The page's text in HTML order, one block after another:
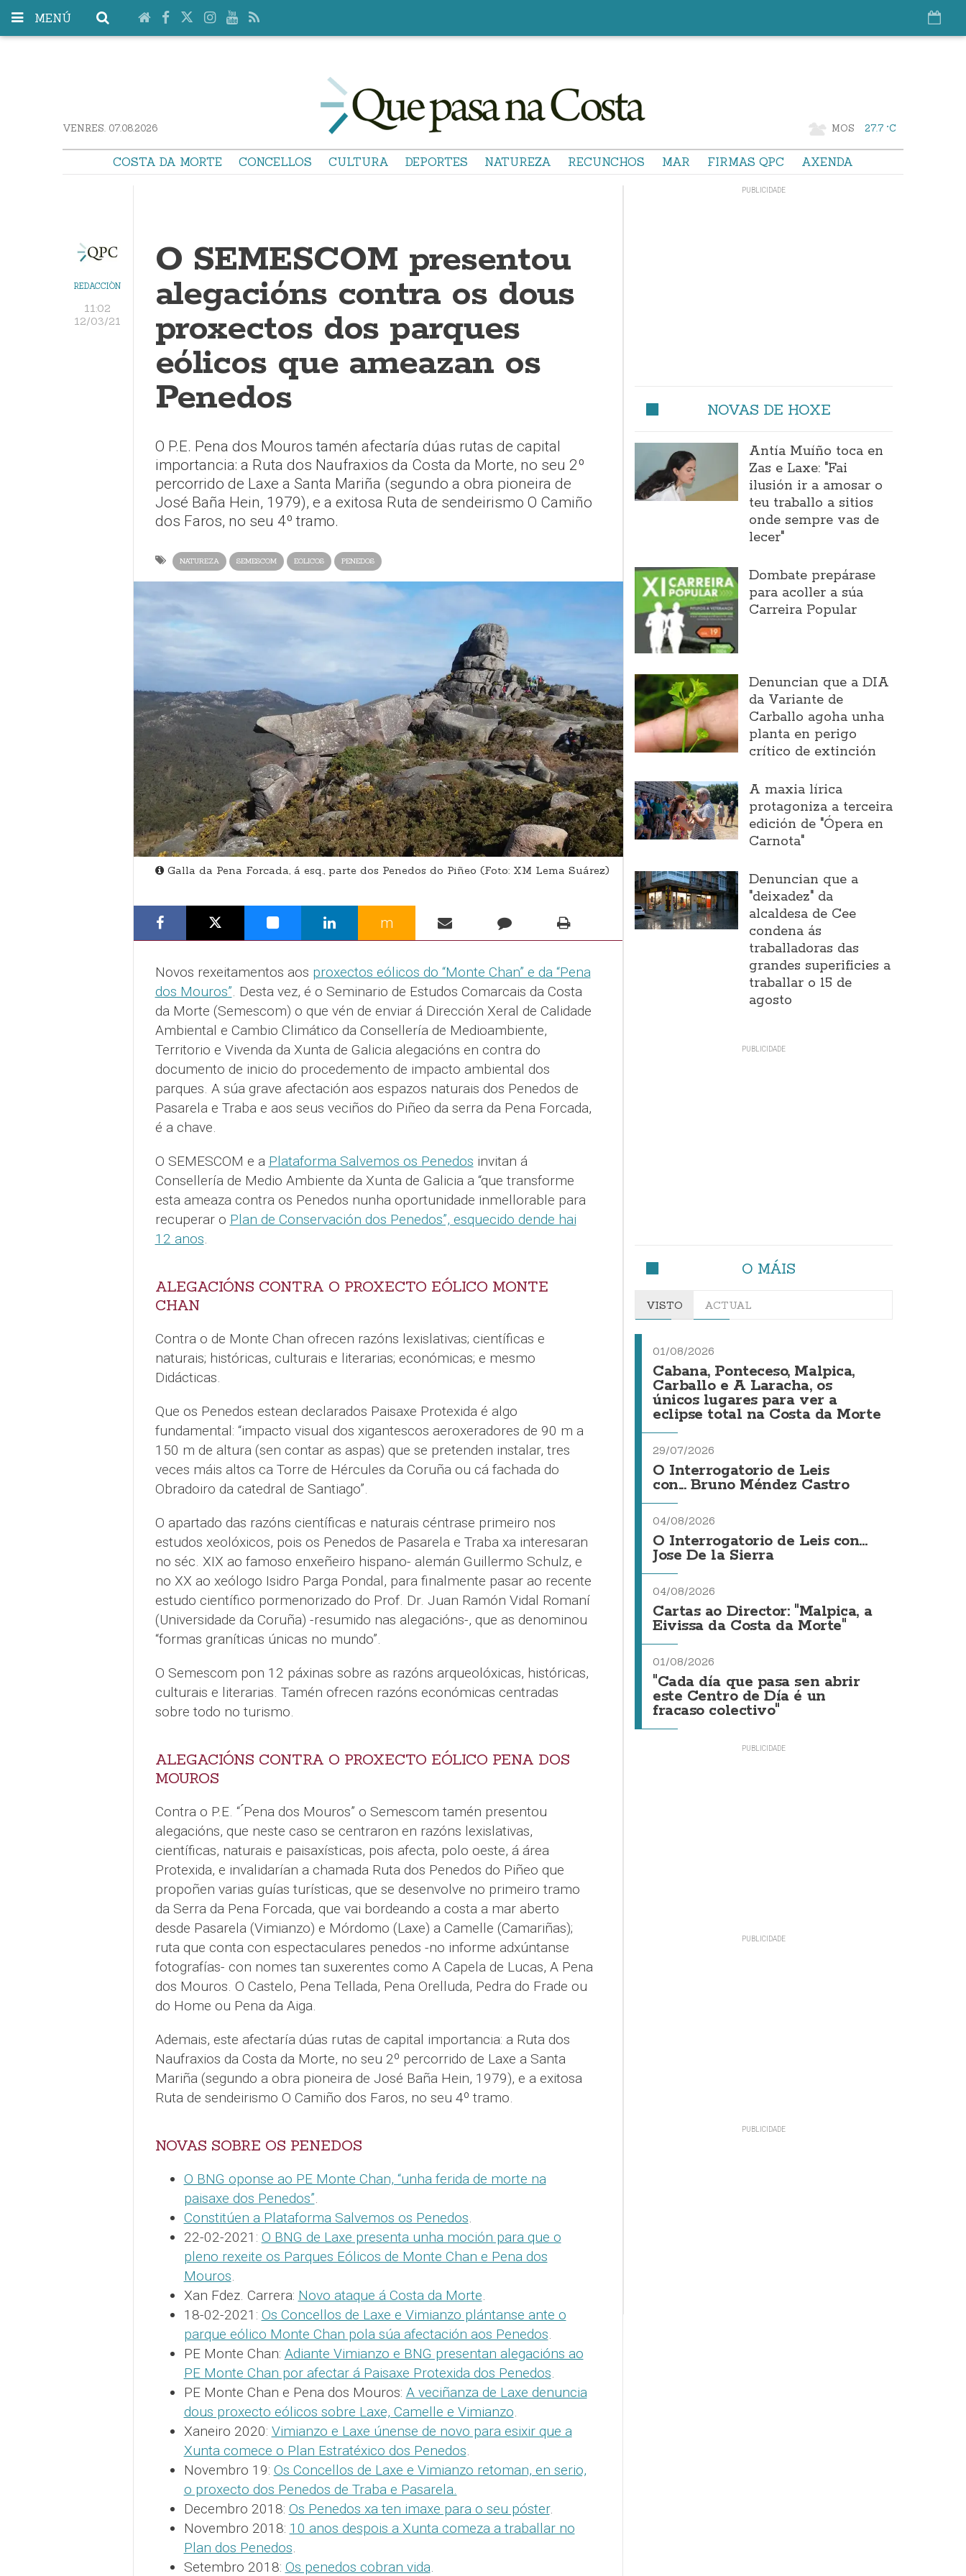
MENÚ
VENRES. 07.08.2026 MOS 27.7 °C
COSTA DA MORTE CONCELLOS CULTURA DEPORTES NATUREZA RECUNCHOS MAR FIRMAS QPC AXENDA
REDACCIÓN
11:02
12/03/21
O SEMESCOM presentou
alegacións contra os dous
proxectos dos parques
eólicos que ameazan os
Penedos
O P.E. Pena dos Mouros tamén afectaría dúas rutas de capital
importancia: a Ruta dos Naufraxios da Costa da Morte, no seu 2º
percorrido de Laxe a Santa Mariña (segundo a obra pioneira de
José Baña Hein, 1979), e a exitosa Ruta de sendeirismo O Camiño
dos Faros, no seu 4º tramo.
NATUREZA SEMESCOM EOLICOS PENEDOS
Galla da Pena Forcada, á esq., parte dos Penedos do Piñeo (Foto: XM Lema Suárez)
m
Novos rexeitamentos aos proxectos eólicos do “Monte Chan” e da “Pena
dos Mouros”. Desta vez, é o Seminario de Estudos Comarcais da Costa
da Morte (Semescom) o que vén de enviar á Dirección Xeral de Calidade
Ambiental e Cambio Climático da Consellería de Medioambiente,
Territorio e Vivenda da Xunta de Galicia alegacións en contra do
documento de inicio do procedemento de impacto ambiental dos
parques. A súa grave afectación aos espazos naturais dos Penedos de
Pasarela e Traba e aos seus veciños do Piñeo da serra da Pena Forcada,
é a chave.
O SEMESCOM e a Plataforma Salvemos os Penedos invitan á
Consellería de Medio Ambiente da Xunta de Galicia a “que transforme
esta ameaza contra os Penedos nunha oportunidade inmellorable para
recuperar o Plan de Conservación dos Penedos”, esquecido dende hai
12 anos.
ALEGACIÓNS CONTRA O PROXECTO EÓLICO MONTE
CHAN
Contra o de Monte Chan ofrecen razóns lexislativas; científicas e
naturais; históricas, culturais e literarias; económicas; e mesmo
Didácticas.
Que os Penedos estean declarados Paisaxe Protexida é algo
fundamental: “impacto visual dos xigantescos aeroxeradores de 90 m a
150 m de altura (sen contar as aspas) que se pretenden instalar, tres
veces máis altos ca Torre de Hércules da Coruña ou cá fachada do
Obradoiro da catedral de Santiago”.
O apartado das razóns científicas e naturais céntrase primeiro nos
estudos xeolóxicos, pois os Penedos de Pasarela e Traba xa interesaran
no séc. XIX ao famoso enxeñeiro hispano- alemán Guillermo Schulz, e
no XX ao xeólogo Isidro Parga Pondal, para finalmente pasar ao recente
estudo científico pormenorizado do Prof. Dr. Juan Ramón Vidal Romaní
(Universidade da Coruña) -resumido nas alegacións-, que as denominou
“formas graníticas únicas no mundo”.
O Semescom pon 12 páxinas sobre as razóns arqueolóxicas, históricas,
culturais e literarias. Tamén ofrecen razóns económicas centradas
sobre todo no turismo.
ALEGACIÓNS CONTRA O PROXECTO EÓLICO PENA DOS
MOUROS
Contra o P.E. “ ́Pena dos Mouros” o Semescom tamén presentou
alegacións, que neste caso se centraron en razóns lexislativas,
científicas, naturais e paisaxísticas, pois afecta, polo oeste, á área
Protexida, e invalidarían a chamada Ruta dos Penedos do Piñeo que
propoñen varias guías turísticas, que se desenvolve no primeiro tramo
da Serra da Pena Forcada, que vai bordeando a costa a mar aberto
desde Pasarela (Vimianzo) e Mórdomo (Laxe) a Camelle (Camariñas);
ruta que conta con espectaculares penedos -no informe adxúntanse
fotografías- con nomes tan suxerentes como A Capela de Lucas, A Pena
dos Mouros. O Castelo, Pena Tellada, Pena Orelluda, Pedra do Frade ou
do Home ou Pena da Aiga.
Ademais, este afectaría dúas rutas de capital importancia: a Ruta dos
Naufraxios da Costa da Morte, no seu 2º percorrido de Laxe a Santa
Mariña (segundo a obra pioneira de José Baña Hein, 1979), e a exitosa
Ruta de sendeirismo O Camiño dos Faros, no seu 4º tramo.
NOVAS SOBRE OS PENEDOS
O BNG oponse ao PE Monte Chan, “unha ferida de morte na
paisaxe dos Penedos”.
Constitúen a Plataforma Salvemos os Penedos.
22-02-2021: O BNG de Laxe presenta unha moción para que o
pleno rexeite os Parques Eólicos de Monte Chan e Pena dos
Mouros.
Xan Fdez. Carrera: Novo ataque á Costa da Morte.
18-02-2021: Os Concellos de Laxe e Vimianzo plántanse ante o
parque eólico Monte Chan pola súa afectación aos Penedos.
PE Monte Chan: Adiante Vimianzo e BNG presentan alegacións ao
PE Monte Chan por afectar á Paisaxe Protexida dos Penedos.
PE Monte Chan e Pena dos Mouros: A veciñanza de Laxe denuncia
dous proxecto eólicos sobre Laxe, Camelle e Vimianzo.
Xaneiro 2020: Vimianzo e Laxe únense de novo para esixir que a
Xunta comece o Plan Estratéxico dos Penedos.
Novembro 19: Os Concellos de Laxe e Vimianzo retoman, en serio,
o proxecto dos Penedos de Traba e Pasarela.
Decembro 2018: Os Penedos xa ten imaxe para o seu póster.
Novembro 2018: 10 anos despois a Xunta comeza a traballar no
Plan dos Penedos.
Setembro 2018: Os penedos cobran vida.
NOVAS DE HOXE
Antía Muíño toca en
Zas e Laxe: "Fai
ilusión ir a amosar o
teu traballo a sitios
onde sempre vas de
lecer"
Dombate prepárase
para acoller a súa
Carreira Popular
Denuncian que a DIA
da Variante de
Carballo agoha unha
planta en perigo
crítico de extinción
A maxia lírica
protagoniza a terceira
edición de "Ópera en
Carnota"
Denuncian que a
"deixadez" da
alcaldesa de Cee
condena ás
traballadoras das
grandes superificies a
traballar o 15 de
agosto
O MÁIS
VISTO ACTUAL
01/08/2026
Cabana, Ponteceso, Malpica,
Carballo e A Laracha, os
únicos lugares para ver a
eclipse total na Costa da Morte
29/07/2026
O Interrogatorio de Leis
con... Bruno Méndez Castro
04/08/2026
O Interrogatorio de Leis con...
Jose De la Sierra
04/08/2026
Cartas ao Director: "Malpica, a
Eivissa da Costa da Morte"
01/08/2026
"Cada día que pasa sen abrir
este Centro de Día é un
fracaso colectivo"